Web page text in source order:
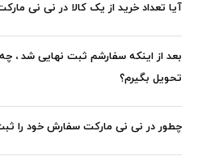
آیا تعداد خرید از یک کالا در نی نی
بعد از اینکه سفارشم ثبت نهایی شد ، چه
تحویل بگیرم؟
چطور در نی نی مارکت سفارش خود را